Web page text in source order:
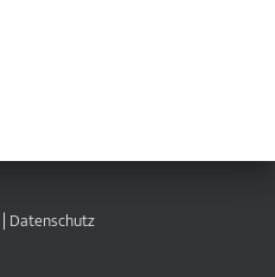
| Datenschutz